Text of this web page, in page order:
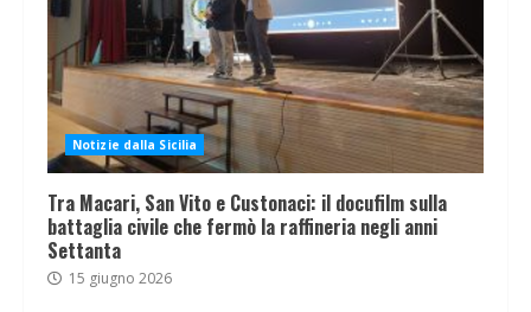
Notizie dalla Sicilia
Tra Macari, San Vito e Custonaci: il docufilm sulla
battaglia civile che fermò la raffineria negli anni
Settanta
15 giugno 2026